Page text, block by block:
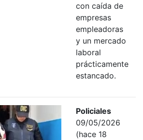
con caída de
empresas
empleadoras
y un mercado
laboral
prácticamente
estancado.
Policiales
09/05/2026
(hace 18